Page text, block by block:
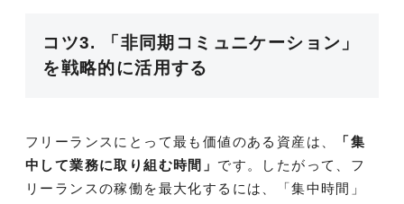
コツ3. 「非同期コミュニケーション」
を戦略的に活用する
フリーランスにとって最も価値のある資産は、
「集
中して業務に取り組む時間」 です。したがって、フ
リーランスの稼働を最大化するには、「集中時間」